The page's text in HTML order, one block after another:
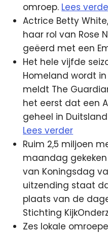
omroep. Lees
Actrice Betty
haar rol van Rose
geëerd met een
Het hele vijfde
Homeland wordt
meldt The
het eerst dat een
geheel in
Lees verder
Ruim 2,5 miljoen
maandag
van Koningsdag
uitzending staat
plaats van de
Stichting
Zes lokale